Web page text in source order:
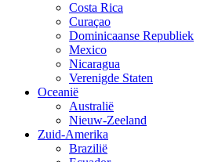
Costa Rica
Curaçao
Dominicaanse Republiek
Mexico
Nicaragua
Verenigde Staten
Oceanië
Australië
Nieuw-Zeeland
Zuid-Amerika
Brazilië